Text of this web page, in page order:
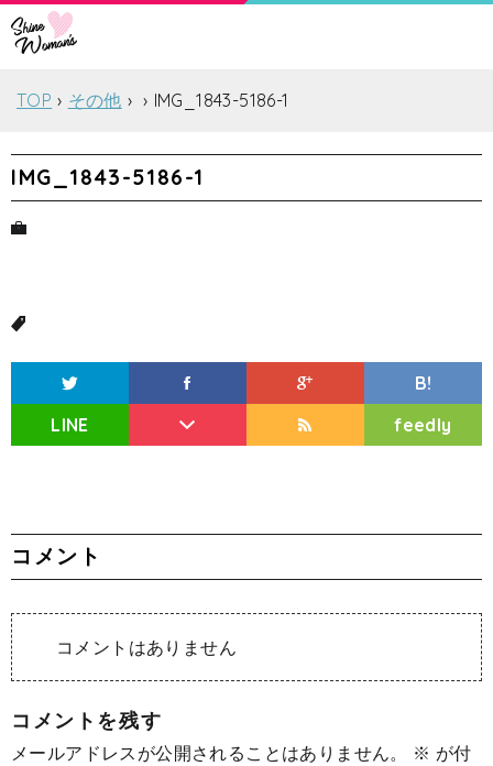
TOP その他 IMG_1843-5186-1
IMG_1843-5186-1
B!
LINE
feedly
コメント
コメントはありません
コメントを残す
メールアドレスが公開されることはありません。 ※ が付